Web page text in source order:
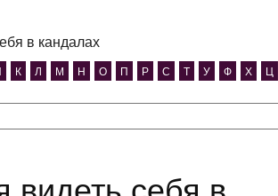
в кандалах
К Л М Н О П Р С Т У Ф Х Ц